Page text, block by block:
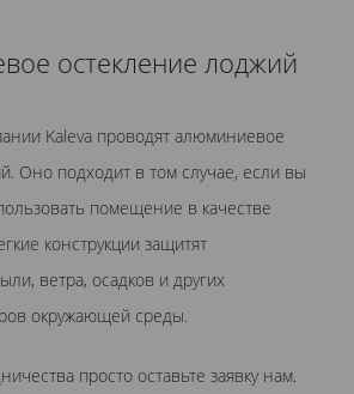
персональных данныхознакомлен.
остекление лоджий
Kaleva проводят алюминиевое
Оно подходит в том случае, если вы
помещение в качестве
конструкции защитят
ветра, осадков и других
окружающей среды.
просто оставьте заявку нам.